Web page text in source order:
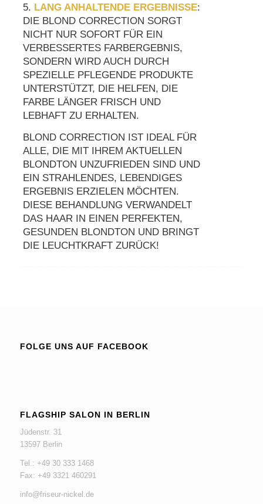
5. LANG ANHALTENDE ERGEBNISSE:
DIE BLOND CORRECTION SORGT
NICHT NUR SOFORT FÜR EIN
VERBESSERTES FARBERGEBNIS,
SONDERN WIRD AUCH DURCH
SPEZIELLE PFLEGENDE PRODUKTE
UNTERSTÜTZT, DIE HELFEN, DIE
FARBE LÄNGER FRISCH UND
LEBHAFT ZU ERHALTEN.
BLOND CORRECTION IST IDEAL FÜR
ALLE, DIE MIT IHREM AKTUELLEN
BLONDTON UNZUFRIEDEN SIND UND
EIN STRAHLENDES, LEBENDIGES
ERGEBNIS ERZIELEN MÖCHTEN.
DIESE BEHANDLUNG VERWANDELT
DAS HAAR IN EINEN PERFEKTEN,
GESUNDEN BLONDTON UND BRINGT
DIE LEUCHTKRAFT ZURÜCK!
FOLGE UNS AUF FACEBOOK
FLAGSHIP SALON IN BERLIN
Jüdenstr. 31
13597 Berlin
Tel.: +49 30 333 1468
Fax: +49 3321 460291
info@friseur-nickel.de